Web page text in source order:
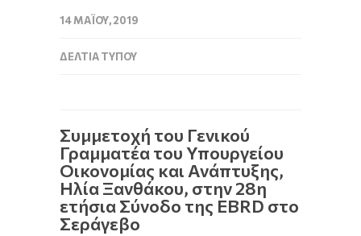
14 ΜΑΪ́ΟΥ, 2019
ΔΕΛΤΊΑ ΤΎΠΟΥ
Συμμετοχή του Γενικού
Γραμματέα του Υπουργείου
Οικονομίας και Ανάπτυξης,
Ηλία Ξανθάκου, στην 28η
ετήσια Σύνοδο της EBRD στο
Σεράγεβο